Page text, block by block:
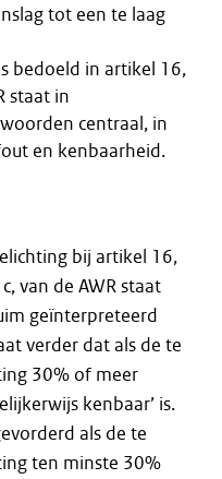
tot een te laag
bedoeld in artikel 16,
staat in
centraal, in
en kenbaarheid.
bij artikel 16,
van de AWR staat
geïnterpreteerd
verder dat als de te
30% of meer
kenbaar’ is.
als de te
ten minste 30%